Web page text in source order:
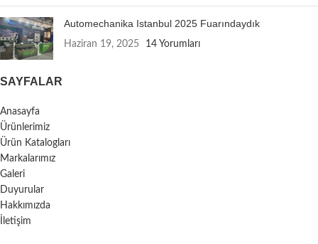
Automechanika Istanbul 2025 Fuarındaydık
Haziran 19, 2025 14 Yorumları
SAYFALAR
Anasayfa
Ürünlerimiz
Ürün Katalogları
Markalarımız
Galeri
Duyurular
Hakkımızda
İletişim